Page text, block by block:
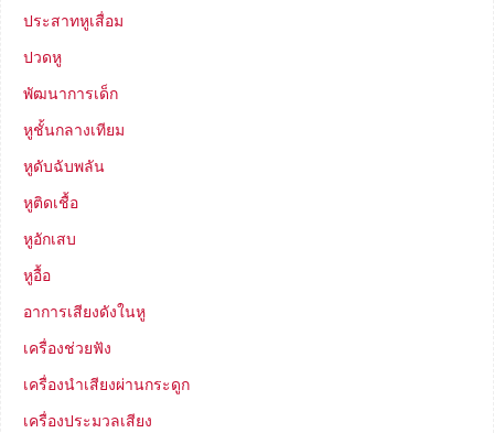
ประสาทหูเสื่อม
ปวดหู
พัฒนาการเด็ก
หูชั้นกลางเทียม
หูดับฉับพลัน
หูติดเชื้อ
หูอักเสบ
หูอื้อ
อาการเสียงดังในหู
เครื่องช่วยฟัง
เครื่องนำเสียงผ่านกระดูก
เครื่องประมวลเสียง